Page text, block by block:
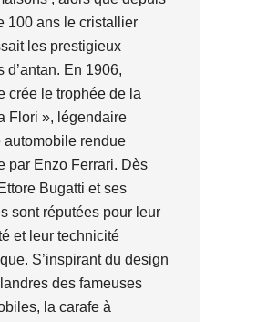
100 ans le cristallier
les prestigieux
d’antan. En 1906,
crée le trophée de la
Flori », légendaire
automobile rendue
par Enzo Ferrari. Dès
Bugatti et ses
sont réputées pour leur
et leur technicité
S’inspirant du design
des fameuses
la carafe à